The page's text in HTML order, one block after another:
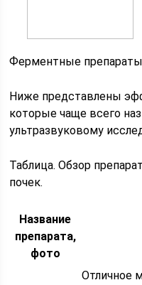
Ферментные препараты
Ниже представлены
которые чаще всего
ультразвуковому
Таблица. Обзор
почек.
Название
препарата,
фото
Отличное